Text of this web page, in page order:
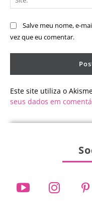
Salve meu nome, e-
vez que eu comentar.
Este site utiliza o
seus dados em